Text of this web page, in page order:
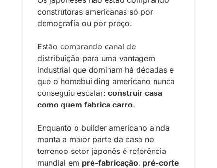
construtoras americanas só por
demografia ou por preço.
Estão comprando canal de
distribuição para uma vantagem
industrial que dominam há décadas e
que o homebuilding americano nunca
conseguiu escalar: construir casa
como quem fabrica carro.
Enquanto o builder americano ainda
monta a maior parte da casa no
terrenoo setor japonês é referência
mundial em pré-fabricação, pré-corte